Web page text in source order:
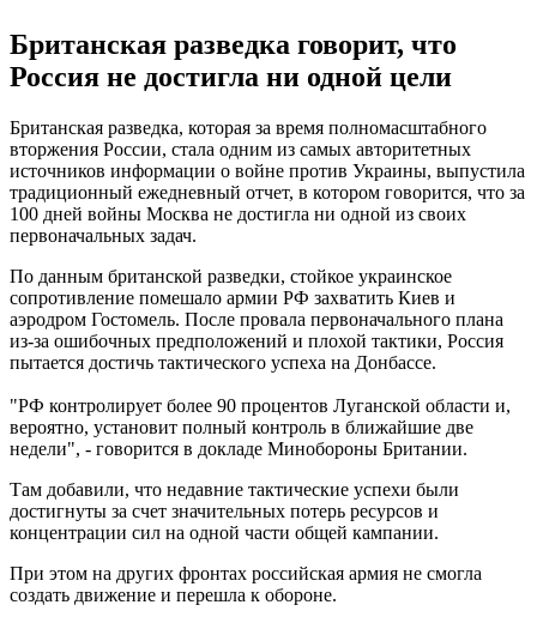
Британская разведка говорит, что
Россия не достигла ни одной цели
Британская разведка, которая за время полномасштабного
вторжения России, стала одним из самых авторитетных
источников информации о войне против Украины, выпустила
традиционный ежедневный отчет, в котором говорится, что за
100 дней войны Москва не достигла ни одной из своих
первоначальных задач.
По данным британской разведки, стойкое украинское
сопротивление помешало армии РФ захватить Киев и
аэродром Гостомель. После провала первоначального плана
из-за ошибочных предположений и плохой тактики, Россия
пытается достичь тактического успеха на Донбассе.
"РФ контролирует более 90 процентов Луганской области и,
вероятно, установит полный контроль в ближайшие две
недели", - говорится в докладе Минобороны Британии.
Там добавили, что недавние тактические успехи были
достигнуты за счет значительных потерь ресурсов и
концентрации сил на одной части общей кампании.
При этом на других фронтах российская армия не смогла
создать движение и перешла к обороне.